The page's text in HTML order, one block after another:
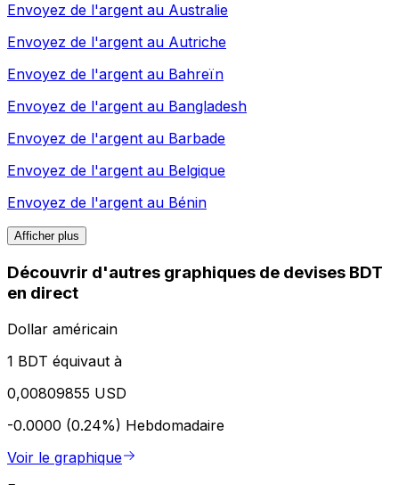
Envoyez de l'argent au Australie
Envoyez de l'argent au Autriche
Envoyez de l'argent au Bahreïn
Envoyez de l'argent au Bangladesh
Envoyez de l'argent au Barbade
Envoyez de l'argent au Belgique
Envoyez de l'argent au Bénin
Afficher plus
Découvrir d'autres graphiques de devises BDT
en direct
Dollar américain
1 BDT équivaut à
0,00809855 USD
-0.0000 (0.24%) Hebdomadaire
Voir le graphique